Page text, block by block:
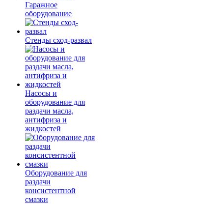
Гаражное
оборудование
Стенды сход-развал
Насосы и
оборудование для
раздачи масла,
антифриза и
жидкостей
Оборудование для
раздачи
консистентной
смазки